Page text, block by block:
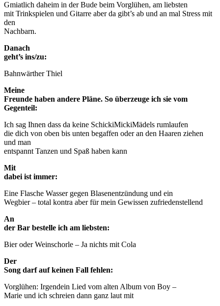
Gmiatlich daheim in der Bude beim Vorglühen, am liebsten
mit Trinkspielen und Gitarre aber da gibt’s ab und an mal Stress mit
den
Nachbarn.
Danach
geht’s ins/zu:
Bahnwärther Thiel
Meine
Freunde haben andere Pläne. So überzeuge ich sie vom
Gegenteil:
Ich sag Ihnen dass da keine SchickiMickiMädels rumlaufen
die dich von oben bis unten begaffen oder an den Haaren ziehen
und man
entspannt Tanzen und Spaß haben kann
Mit
dabei ist immer:
Eine Flasche Wasser gegen Blasenentzündung und ein
Wegbier – total kontra aber für mein Gewissen zufriedenstellend
An
der Bar bestelle ich am liebsten:
Bier oder Weinschorle – Ja nichts mit Cola
Der
Song darf auf keinen Fall fehlen:
Vorglühen: Irgendein Lied vom alten Album von Boy –
Marie und ich schreien dann ganz laut mit